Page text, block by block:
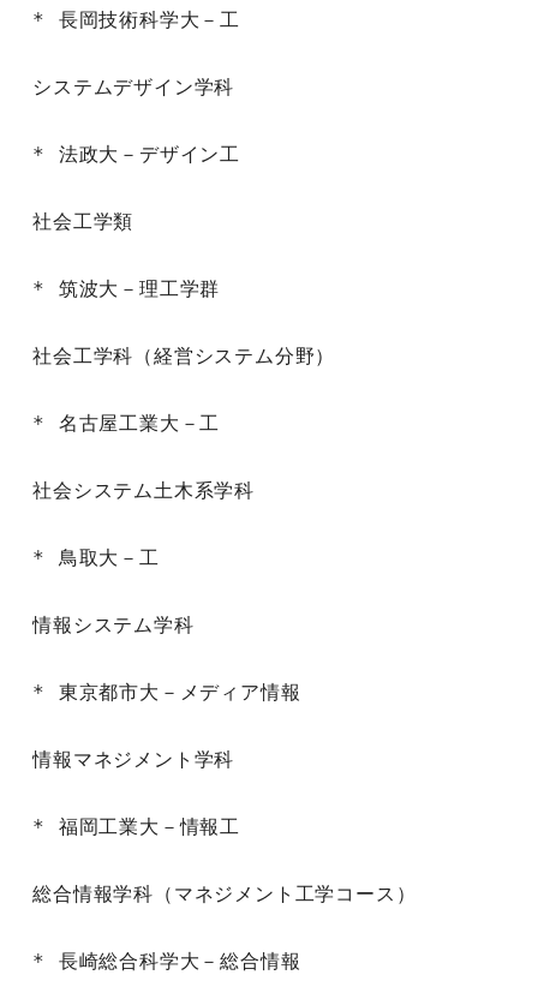
* 長岡技術科学大－工
システムデザイン学科
* 法政大－デザイン工
社会工学類
* 筑波大－理工学群
社会工学科（経営システム分野）
* 名古屋工業大－工
社会システム土木系学科
* 鳥取大－工
情報システム学科
* 東京都市大－メディア情報
情報マネジメント学科
* 福岡工業大－情報工
総合情報学科（マネジメント工学コース）
* 長崎総合科学大－総合情報